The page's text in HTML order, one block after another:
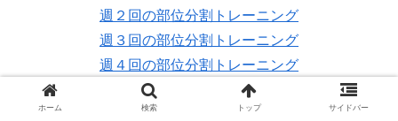
週２回の部位分割トレーニング
週３回の部位分割トレーニング
週４回の部位分割トレーニング
女性の週３回分割トレーニング
ホーム 検索 トップ サイドバー